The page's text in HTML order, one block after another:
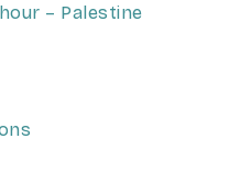
– Palestine